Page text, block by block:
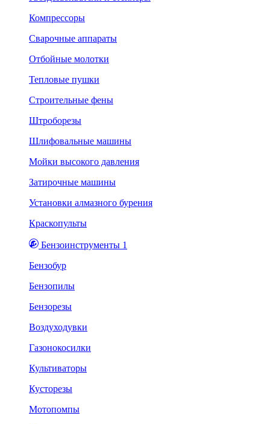
Компрессоры
Сварочные аппараты
Отбойные молотки
Тепловые пушки
Строительные фены
Штроборезы
Шлифовальные машины
Мойки высокого давления
Затирочные машины
Установки алмазного бурения
Краскопульты
Бензоинструменты 1
Бензобур
Бензопилы
Бензорезы
Воздуходувки
Газонокосилки
Культиваторы
Кусторезы
Мотопомпы